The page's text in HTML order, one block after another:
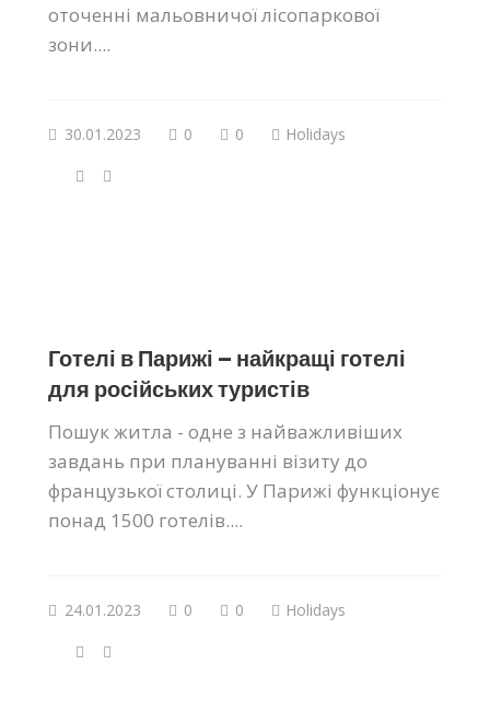
оточенні мальовничої лісопаркової
зони....
30.01.2023 0 0 Holidays
Готелі в Парижі – найкращі готелі
для російських туристів
Пошук житла - одне з найважливіших
завдань при плануванні візиту до
французької столиці. У Парижі функціонує
понад 1500 готелів....
24.01.2023 0 0 Holidays